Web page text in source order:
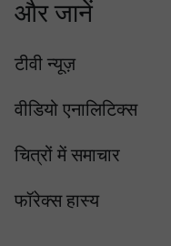
और जानें
टीवी न्यूज़
वीडियो एनालिटिक्स
चित्रों में समाचार
फॉरेक्स हास्य